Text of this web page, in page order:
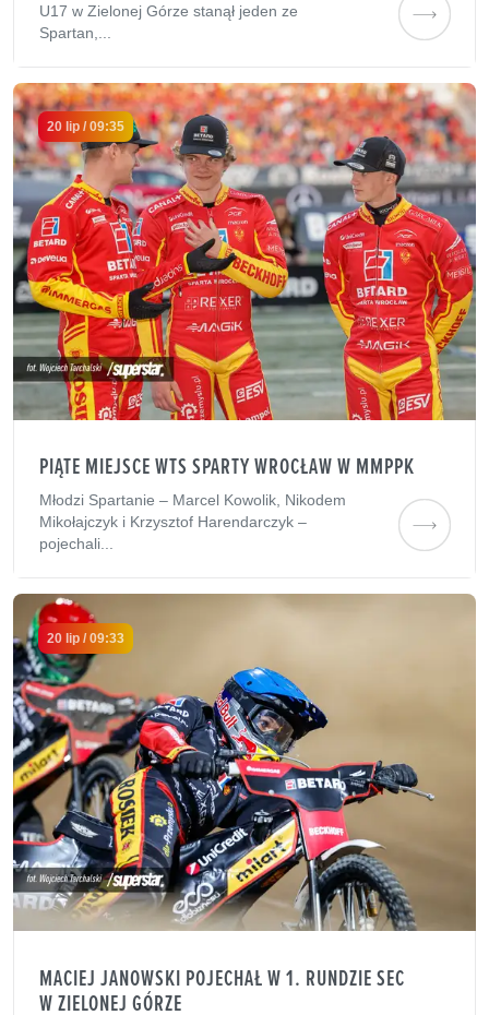
U17 w Zielonej Górze stanął jeden ze
Spartan,...
20 lip / 09:35
PIĄTE MIEJSCE WTS SPARTY WROCŁAW W MMPPK
Młodzi Spartanie – Marcel Kowolik, Nikodem
Mikołajczyk i Krzysztof Harendarczyk –
pojechali...
20 lip / 09:33
MACIEJ JANOWSKI POJECHAŁ W 1. RUNDZIE SEC
W ZIELONEJ GÓRZE